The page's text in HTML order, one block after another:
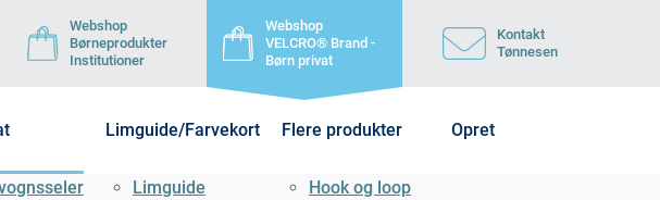
Webshop
Børneprodukter
Institutioner
Webshop
VELCRO® Brand -
Børn privat
Kontakt
Tønnesen
Limguide/Farvekort
Limguide
Flere produkter
Hook og loop
Opret